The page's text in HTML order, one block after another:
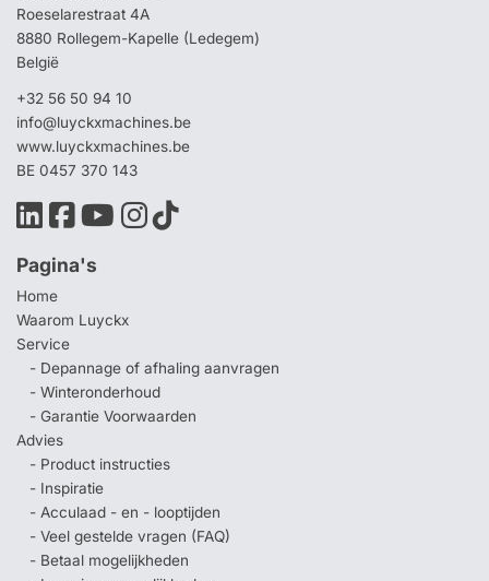
Roeselarestraat 4A
8880 Rollegem-Kapelle (Ledegem)
België
+32 56 50 94 10
info@luyckxmachines.be
www.luyckxmachines.be
BE 0457 370 143
Pagina's
Home
Waarom Luyckx
Service
- Depannage of afhaling aanvragen
- Winteronderhoud
- Garantie Voorwaarden
Advies
- Product instructies
- Inspiratie
- Acculaad - en - looptijden
- Veel gestelde vragen (FAQ)
- Betaal mogelijkheden